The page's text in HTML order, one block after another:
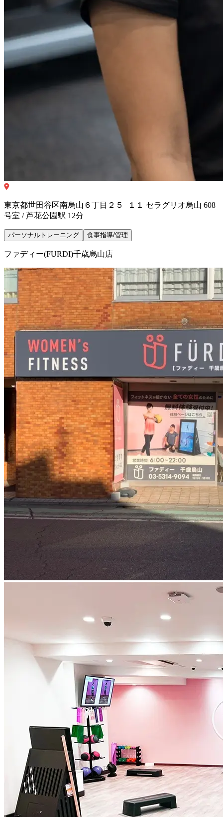
東京都世田谷区南烏山６丁目２５−１１ セラグリオ烏山 608
号室 / 芦花公園駅 12分
パーソナルトレーニング 食事指導/管理
ファディー(FURDI)千歳烏山店